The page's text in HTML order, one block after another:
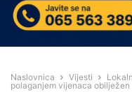
Naslovnica Vijesti
polaganjem vijenaca